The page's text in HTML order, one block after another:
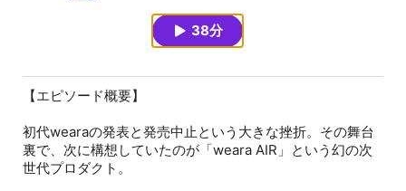
トップランキング 38分
【エピソード概要】
初代wearaの発表と発売中止という大きな挫折。その舞台
裏で、次に構想していたのが「weara AIR」という幻の次
世代プロダクト。